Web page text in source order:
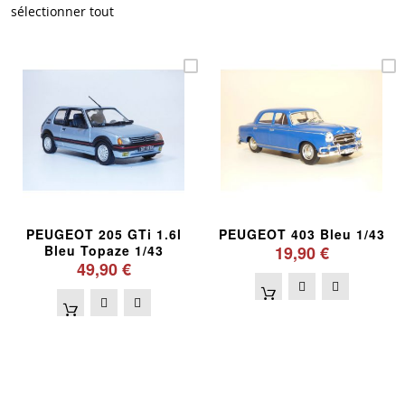
sélectionner tout
PEUGEOT 205 GTi 1.6l
Bleu Topaze 1/43
49,90 €
PEUGEOT 403 Bleu 1/43
19,90 €